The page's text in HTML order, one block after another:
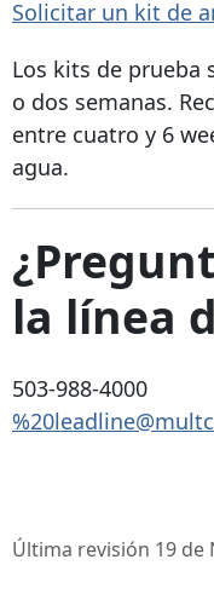
Solicitar un kit de
Los kits de prueba
o dos semanas.
entre cuatro y 6
agua.
la línea
503-988-4000
Última revisión 19 de